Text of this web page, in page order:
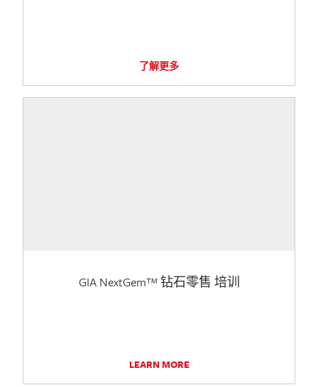
了解更多
GIA NextGem™ 钻石零售 培训
LEARN MORE